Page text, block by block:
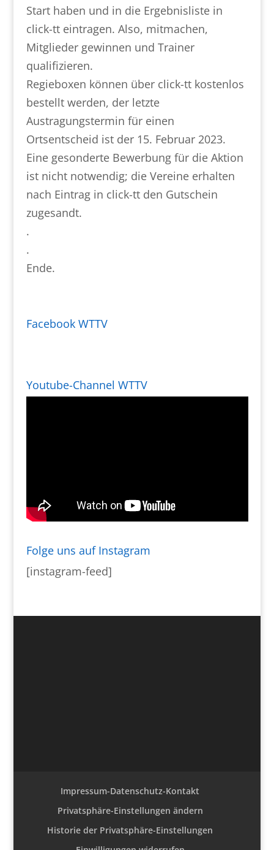
Start haben und in die Ergebnisliste in
click-tt eintragen. Also, mitmachen,
Mitglieder gewinnen und Trainer
qualifizieren.
Regieboxen können über click-tt kostenlos
bestellt werden, der letzte
Austragungstermin für einen
Ortsentscheid ist der 15. Februar 2023.
Eine gesonderte Bewerbung für die Aktion
ist nicht notwendig; die Vereine erhalten
nach Eintrag in click-tt den Gutschein
zugesandt.
.
.
Ende.
Facebook WTTV
Youtube-Channel WTTV
Folge uns auf Instagram
[instagram-feed]
Impressum-Datenschutz-Kontakt
Privatsphäre-Einstellungen ändern
Historie der Privatsphäre-Einstellungen